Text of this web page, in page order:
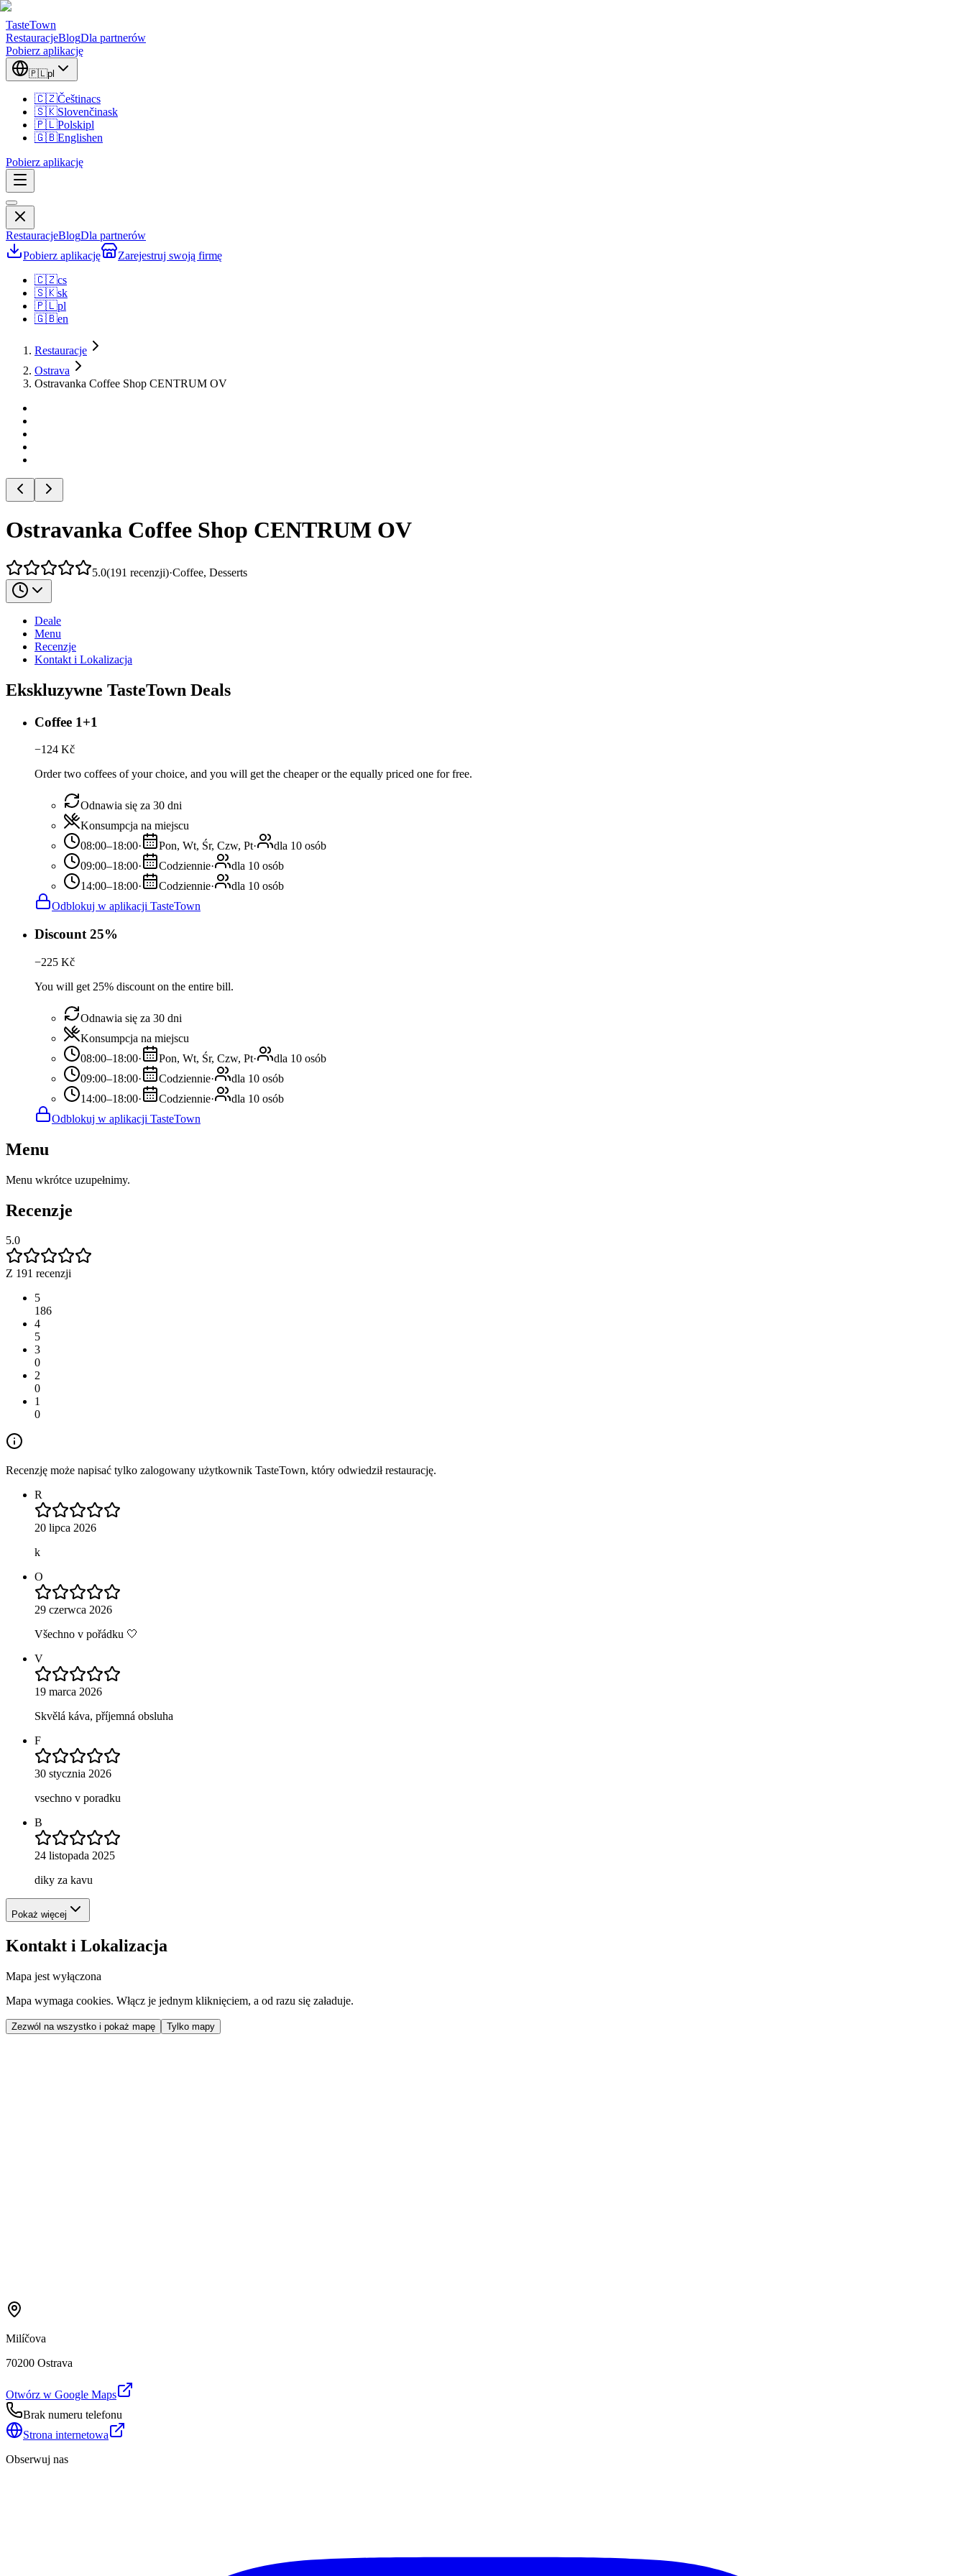
TasteTown
RestauracjeBlogDla partnerów
Pobierz aplikację
🇵🇱pl
🇨🇿Češtinacs
🇸🇰Slovenčinask
🇵🇱Polskipl
🇬🇧Englishen
Pobierz aplikację
RestauracjeBlogDla partnerów
Pobierz aplikację
Zarejestruj swoją firmę
🇨🇿cs
🇸🇰sk
🇵🇱pl
🇬🇧en
Restauracje
Ostrava
Ostravanka Coffee Shop CENTRUM OV
Ostravanka Coffee Shop CENTRUM OV
5.0(191 recenzji)·Coffee, Desserts
Deale
Menu
Recenzje
Kontakt i Lokalizacja
Ekskluzywne TasteTown Deals
Coffee 1+1
−124 Kč
Order two coffees of your choice, and you will get the cheaper or the equally priced one for free.
Odnawia się za 30 dni
Konsumpcja na miejscu
08:00–18:00· Pon, Wt, Śr, Czw, Pt·
dla 10 osób
09:00–18:00· Codziennie·
dla 10 osób
14:00–18:00· Codziennie·
dla 10 osób
Odblokuj w aplikacji TasteTown
Discount 25%
−225 Kč
You will get 25% discount on the entire bill.
Odnawia się za 30 dni
Konsumpcja na miejscu
08:00–18:00· Pon, Wt, Śr, Czw, Pt·
dla 10 osób
09:00–18:00· Codziennie·
dla 10 osób
14:00–18:00· Codziennie·
dla 10 osób
Odblokuj w aplikacji TasteTown
Menu
Menu wkrótce uzupełnimy.
Recenzje
5.0
Z 191 recenzji
5
186
4
5
3
0
2
0
1
0
Recenzję może napisać tylko zalogowany użytkownik TasteTown, który odwiedził restaurację.
R
20 lipca 2026
k
O
29 czerwca 2026
Všechno v pořádku 🤍
V
19 marca 2026
Skvělá káva, příjemná obsluha
F
30 stycznia 2026
vsechno v poradku
B
24 listopada 2025
diky za kavu
Pokaż więcej
Kontakt i Lokalizacja
Mapa jest wyłączona
Mapa wymaga cookies. Włącz je jednym kliknięciem, a od razu się załaduje.
Zezwól na wszystko i pokaż mapę Tylko mapy
Milíčova
70200 Ostrava
Otwórz w Google Maps
Brak numeru telefonu
Strona internetowa
Obserwuj nas